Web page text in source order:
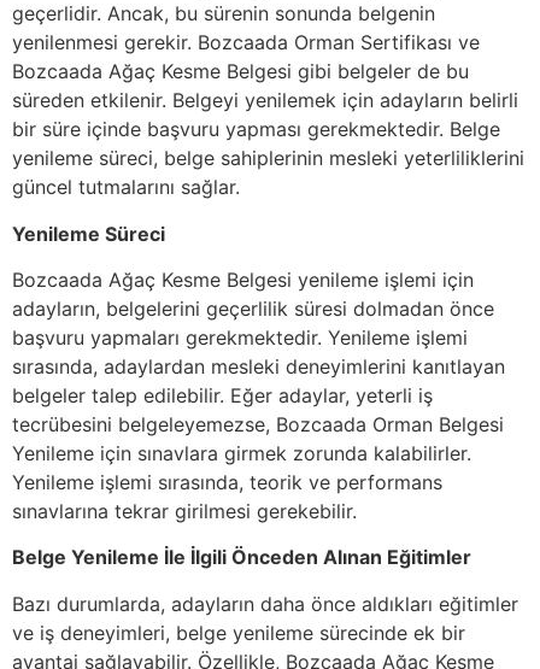
geçerlidir. Ancak, bu sürenin sonunda belgenin
yenilenmesi gerekir. Bozcaada Orman Sertifikası ve
Bozcaada Ağaç Kesme Belgesi gibi belgeler de bu
süreden etkilenir. Belgeyi yenilemek için adayların belirli
bir süre içinde başvuru yapması gerekmektedir. Belge
yenileme süreci, belge sahiplerinin mesleki yeterliliklerini
güncel tutmalarını sağlar.
Yenileme Süreci
Bozcaada Ağaç Kesme Belgesi yenileme işlemi için
adayların, belgelerini geçerlilik süresi dolmadan önce
başvuru yapmaları gerekmektedir. Yenileme işlemi
sırasında, adaylardan mesleki deneyimlerini kanıtlayan
belgeler talep edilebilir. Eğer adaylar, yeterli iş
tecrübesini belgeleyemezse, Bozcaada Orman Belgesi
Yenileme için sınavlara girmek zorunda kalabilirler.
Yenileme işlemi sırasında, teorik ve performans
sınavlarına tekrar girilmesi gerekebilir.
Belge Yenileme İle İlgili Önceden Alınan Eğitimler
Bazı durumlarda, adayların daha önce aldıkları eğitimler
ve iş deneyimleri, belge yenileme sürecinde ek bir
avantaj sağlayabilir. Özellikle, Bozcaada Ağaç Kesme